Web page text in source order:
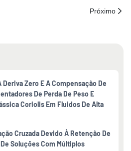
Próximo
Zero E A Compensação De
De Perda De Peso E
Coriolis Em Fluidos De Alta
Cruzada Devido À Retenção De
Soluções Com Múltiplos